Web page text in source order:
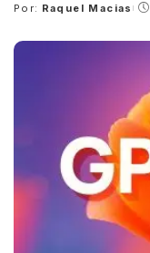
Posted
Por: Raquel Macias